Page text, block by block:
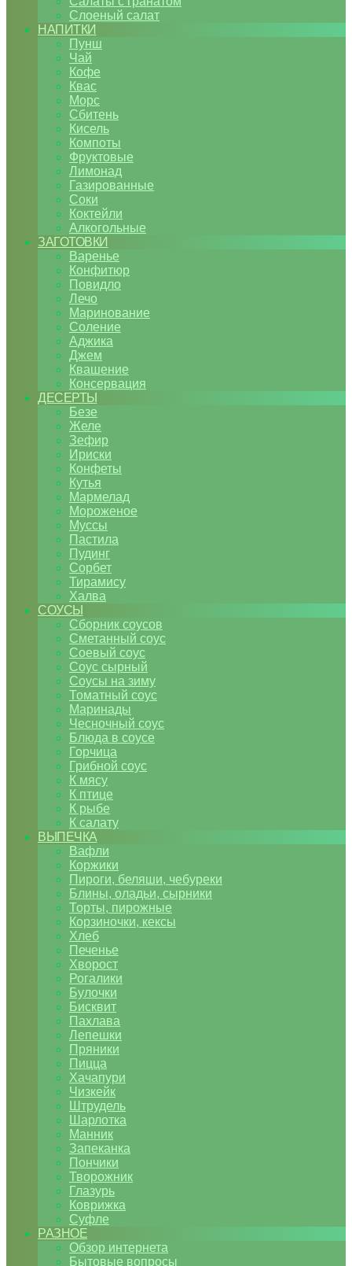
Слоеный салат
НАПИТКИ
Пунш
Чай
Кофе
Квас
Морс
Сбитень
Кисель
Компоты
Фруктовые
Лимонад
Газированные
Соки
Коктейли
Алкогольные
ЗАГОТОВКИ
Варенье
Конфитюр
Повидло
Лечо
Маринование
Соление
Аджика
Джем
Квашение
Консервация
ДЕСЕРТЫ
Безе
Желе
Зефир
Ириски
Конфеты
Кутья
Мармелад
Мороженое
Муссы
Пастила
Пудинг
Сорбет
Тирамису
Халва
СОУСЫ
Сборник соусов
Сметанный соус
Соевый соус
Соус сырный
Соусы на зиму
Томатный соус
Маринады
Чесночный соус
Блюда в соусе
Горчица
Грибной соус
К мясу
К птице
К рыбе
К салату
ВЫПЕЧКА
Вафли
Коржики
Пироги, беляши, чебуреки
Блины, оладьи, сырники
Торты, пирожные
Корзиночки, кексы
Хлеб
Печенье
Хворост
Рогалики
Булочки
Бисквит
Пахлава
Лепешки
Пряники
Пицца
Хачапури
Чизкейк
Штрудель
Шарлотка
Манник
Запеканка
Пончики
Творожник
Глазурь
Коврижка
Суфле
РАЗНОЕ
Обзор интернета
Бытовые вопросы